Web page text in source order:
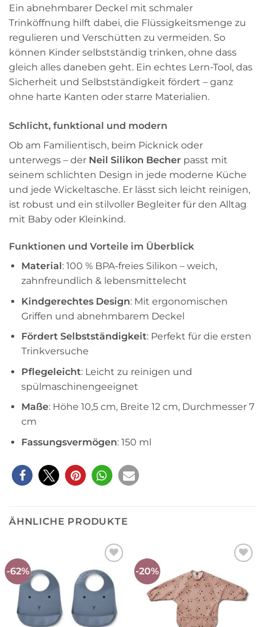
Ein abnehmbarer Deckel mit schmaler
Trinköffnung hilft dabei, die Flüssigkeitsmenge zu
regulieren und Verschütten zu vermeiden. So
können Kinder selbstständig trinken, ohne dass
gleich alles daneben geht. Ein echtes Lern-Tool, das
Sicherheit und Selbstständigkeit fördert – ganz
ohne harte Kanten oder starre Materialien.
Schlicht, funktional und modern
Ob am Familientisch, beim Picknick oder
unterwegs – der Neil Silikon Becher passt mit
seinem schlichten Design in jede moderne Küche
und jede Wickeltasche. Er lässt sich leicht reinigen,
ist robust und ein stilvoller Begleiter für den Alltag
mit Baby oder Kleinkind.
Funktionen und Vorteile im Überblick
Material: 100 % BPA-freies Silikon – weich,
zahnfreundlich & lebensmittelecht
Kindgerechtes Design: Mit ergonomischen
Griffen und abnehmbarem Deckel
Fördert Selbstständigkeit: Perfekt für die ersten
Trinkversuche
Pflegeleicht: Leicht zu reinigen und
spülmaschinengeeignet
Maße: Höhe 10,5 cm, Breite 12 cm, Durchmesser 7
cm
Fassungsvermögen: 150 ml
ÄHNLICHE PRODUKTE
-62%
Auf die
Wunschliste
-20%
Wunschliste